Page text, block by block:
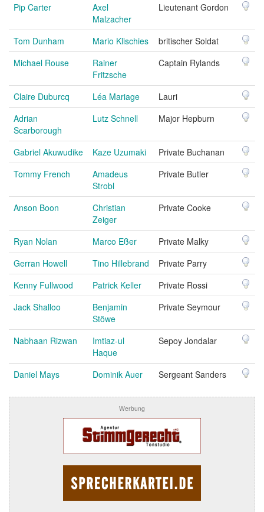
Pip Carter
Axel
Malzacher
Lieutenant Gordon
Tom Dunham Mario Klischies
britischer Soldat
Michael Rouse
Rainer
Fritzsche
Captain Rylands
Claire Duburcq Léa Mariage
Lauri
Adrian
Scarborough
Lutz Schnell Major Hepburn
Gabriel Akuwudike Kaze Uzumaki
Private Buchanan
Tommy French
Amadeus
Strobl
Private Butler
Anson Boon
Christian
Zeiger
Private Cooke
Ryan Nolan Marco Eßer
Private Malky
Gerran Howell
Tino Hillebrand
Private Parry
Kenny Fullwood
Patrick Keller
Private Rossi
Jack Shalloo
Benjamin
Stöwe
Private Seymour
Nabhaan Rizwan
Imtiaz-ul
Haque
Sepoy Jondalar
Daniel Mays Dominik Auer Sergeant Sanders
Werbung